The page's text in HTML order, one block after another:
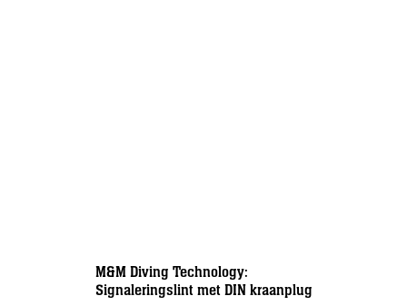
M&M Diving Technology:
Signaleringslint met DIN kraanplug